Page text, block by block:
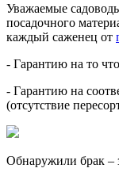
Уважаемые
посадочного
каждый саженец от
- Гарантию на то
- Гарантию на
(отсутствие
Обнаружили брак –